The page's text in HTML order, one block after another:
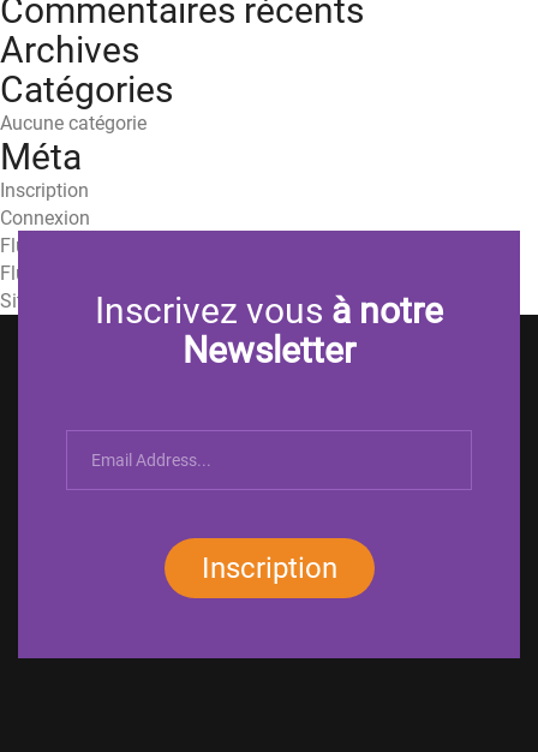
Commentaires récents
Archives
Catégories
Aucune catégorie
Méta
Inscription
Connexion
Flux des publications
Flux des commentaires
Site de WordPress-FRInscrivez vous à notre
Newsletter
Inscription